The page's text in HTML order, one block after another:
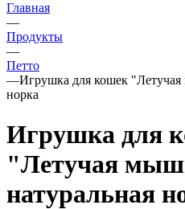
Главная
—
Продукты
—
Петто
—Игрушка для кошек
норка
Игрушка для
"Летучая
натуральная